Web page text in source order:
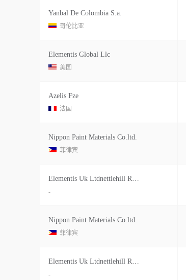
Yanbal De Colombia S.a.
哥伦比亚
Elementis Global Llc
美国
Azelis Fze
法国
Nippon Paint Materials Co.ltd.
菲律宾
Elementis Uk Ltdnettlehill Road Houstoun Industrial Esta Te, Livingston Eh54-5dl Sco Tland , , United Kingdom United Kingdomunited Kingdom
-
Nippon Paint Materials Co.ltd.
菲律宾
Elementis Uk Ltdnettlehill Road Houstoun Industrial Esta Te, Livingston Eh54-5dl Sco Tland , , United Kingdom United Kingdomunited Kingdom
-